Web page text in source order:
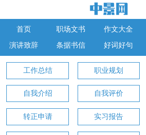
首页 职场文书 作文大全
演讲致辞 条据书信 好词好句
工作总结 职业规划
自我介绍 自我评价
转正申请 实习报告